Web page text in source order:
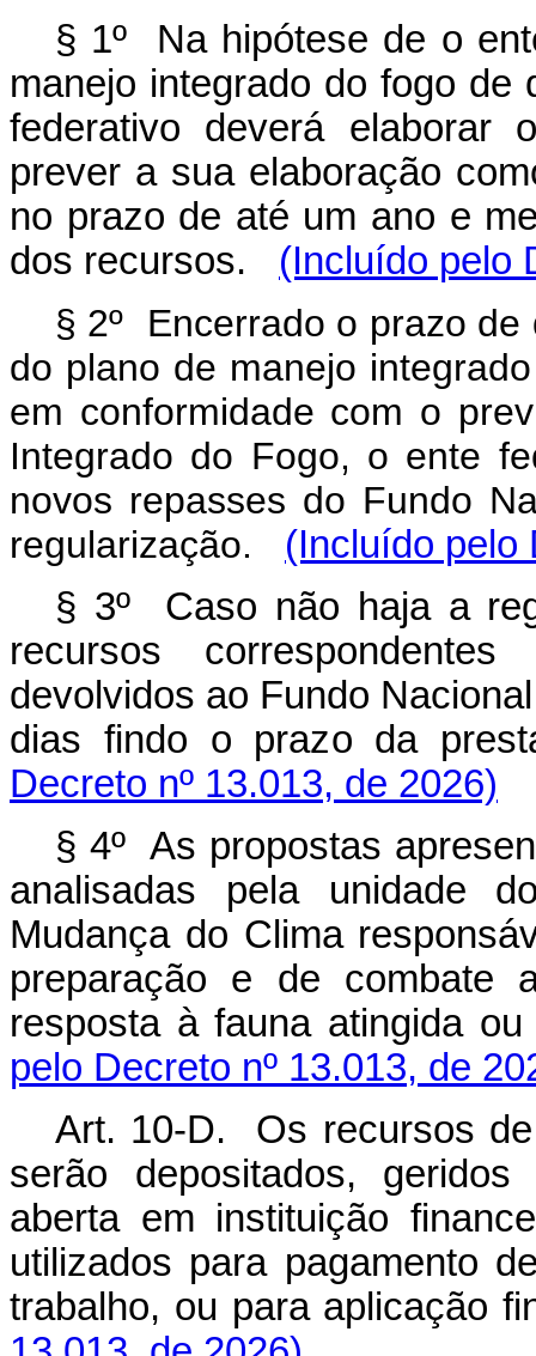
§ 1º Na hipótese de o
manejo integrado do fogo
federativo deverá elaborar
prever a sua elaboração
no prazo de até um ano e
dos recursos.
(Incluído pelo
§ 2º Encerrado o prazo
do plano de manejo
em conformidade com o
Integrado do Fogo, o ente
novos repasses do Fundo
regularização.
(Incluído pelo
§ 3º Caso não haja a
recursos
devolvidos ao Fundo
dias findo o prazo da
Decreto nº 13.013, de 2026)
§ 4º As propostas
analisadas pela unidade
Mudança do Clima
preparação e de combate
resposta à fauna atingida
pelo Decreto nº 13.013, de
Art. 10-D. Os recursos
serão depositados,
aberta em instituição
utilizados para pagamento
trabalho, ou para aplicação